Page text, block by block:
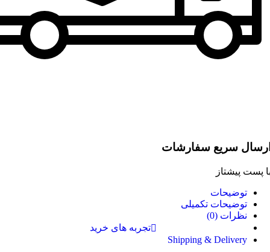
سریع سفارشات
پست پیشتاز
توضیحات
توضیحات تکمیلی
نظرات (0)
تجربه های خرید
Shipping & Delivery